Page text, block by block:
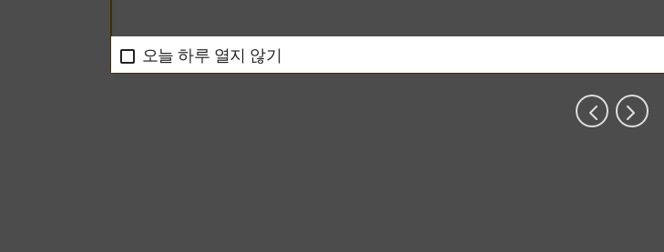
오늘 하루 열지 않기